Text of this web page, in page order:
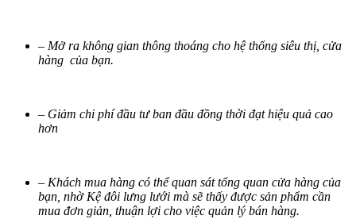
– Mở ra không gian thông thoáng cho hệ thống siêu thị, cửa
hàng của bạn.
– Giảm chi phí đầu tư ban đầu đồng thời đạt hiệu quả cao
hơn
– Khách mua hàng có thể quan sát tổng quan cửa hàng của
bạn, nhờ Kệ đôi lưng lưới mà sẽ thấy được sản phẩm cần
mua đơn giản, thuận lợi cho việc quản lý bán hàng.